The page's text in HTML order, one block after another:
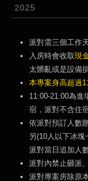
2025
派對需三個工作
入房時會收取現
太髒亂或是設
本專案身高超過
11:00-21:00為進
宿，派對不含住
依派對預訂人數
另(10人以下冰塊
派對當日追加人
派對內禁止砸派
派對專案房除原